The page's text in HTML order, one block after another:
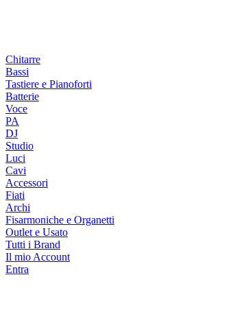
Chitarre
Bassi
Tastiere e Pianoforti
Batterie
Voce
PA
DJ
Studio
Luci
Cavi
Accessori
Fiati
Archi
Fisarmoniche e Organetti
Outlet e Usato
Tutti i Brand
Il mio Account
Entra